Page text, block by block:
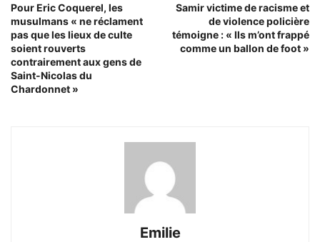
Pour Eric Coquerel, les
musulmans « ne réclament
pas que les lieux de culte
soient rouverts
contrairement aux gens de
Saint-Nicolas du
Chardonnet »
Samir victime de racisme et
de violence policière
témoigne : « Ils m’ont frappé
comme un ballon de foot »
Emilie